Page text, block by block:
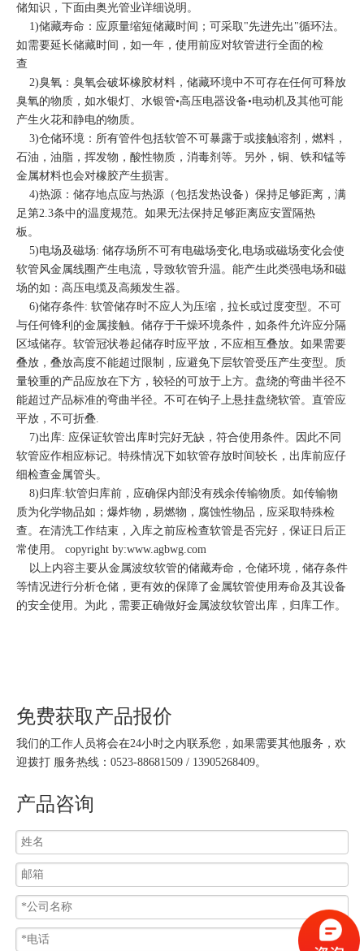
储知识，下面由奥光管业详细说明。
1)储藏寿命：应原量缩短储藏时间；可采取"先进先出"循环法。
如需要延长储藏时间，如一年，使用前应对软管进行全面的检
查
2)臭氧：臭氧会破坏橡胶材料，储藏环境中不可存在任何可释放
臭氧的物质，如水银灯、水银管•高压电器设备•电动机及其他可能
产生火花和静电的物质。
3)仓储环境：所有管件包括软管不可暴露于或接触溶剂，燃料，
石油，油脂，挥发物，酸性物质，消毒剂等。另外，铜、铁和锰等
金属材料也会对橡胶产生损害。
4)热源：储存地点应与热源（包括发热设备）保持足够距离，满
足第2.3条中的温度规范。如果无法保持足够距离应安置隔热
板。
5)电场及磁场: 储存场所不可有电磁场变化,电场或磁场变化会使
软管风金属线圈产生电流，导致软管升温。能产生此类强电场和磁
场的如：高压电缆及高频发生器。
6)储存条件: 软管储存时不应人为压缩，拉长或过度变型。不可
与任何锋利的金属接触。储存于干燥环境条件，如条件允许应分隔
区域储存。软管冠状卷起储存时应平放，不应相互叠放。如果需要
叠放，叠放高度不能超过限制，应避免下层软管受压产生变型。质
量较重的产品应放在下方，较轻的可放于上方。盘绕的弯曲半径不
能超过产品标准的弯曲半径。不可在钩子上悬挂盘绕软管。直管应
平放，不可折叠.
7)出库: 应保证软管出库时完好无缺，符合使用条件。因此不同
软管应作相应标记。特殊情况下如软管存放时间较长，出库前应仔
细检查金属管头。
8)归库:软管归库前，应确保内部没有残余传输物质。如传输物
质为化学物品如；爆炸物，易燃物，腐蚀性物品，应采取特殊检
查。在清洗工作结束，入库之前应检查软管是否完好，保证日后正
常使用。 copyright by:www.agbwg.com
以上内容主要从金属波纹软管的储藏寿命，仓储环境，储存条件
等情况进行分析仓储，更有效的保障了金属软管使用寿命及其设备
的安全使用。为此，需要正确做好金属波纹软管出库，归库工作。
免费获取产品报价
我们的工作人员将会在24小时之内联系您，如果需要其他服务，欢
迎拨打 服务热线：0523-88681509 / 13905268409。
产品咨询